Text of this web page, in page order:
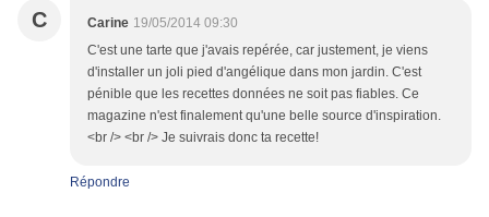
C Carine 19/05/2014 09:30
C'est une tarte que j'avais repérée, car justement, je viens
d'installer un joli pied d'angélique dans mon jardin. C'est
pénible que les recettes données ne soit pas fiables. Ce
magazine n'est finalement qu'une belle source d'inspiration.
<br /> <br /> Je suivrais donc ta recette!
Répondre